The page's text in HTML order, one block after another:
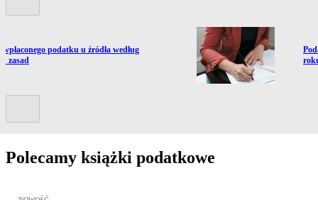
do artykułu:podatku u źródła według
zasad
Polecamy książki podatkowe